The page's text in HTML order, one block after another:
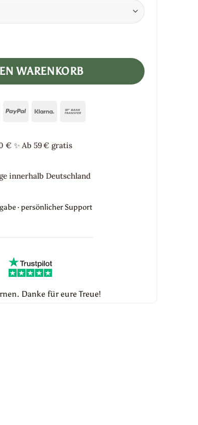
Menge
WARENKORB
CreditPayPalKlarna
€ ✨Ab 59 € gratis
innerhalb Deutschland
· persönlicher Support
Danke für eure Treue!